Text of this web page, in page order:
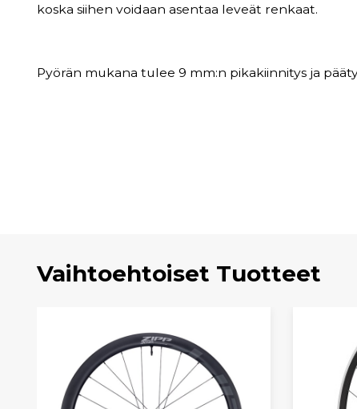
koska siihen voidaan asentaa leveät renkaat.
Pyörän mukana tulee 9 mm:n pikakiinnitys ja
Vaihtoehtoiset Tuotteet